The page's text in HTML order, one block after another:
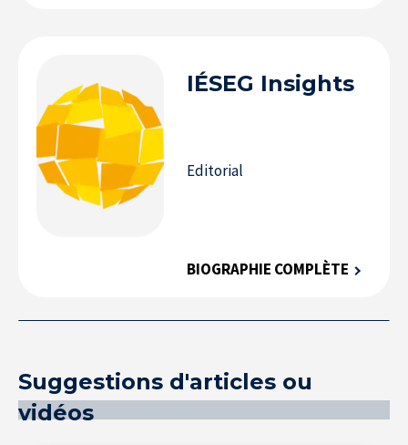
L’Expertise au service des entreprises
IÉSEG Insights
Editorial
BIOGRAPHIE COMPLÈTE
Suggestions d'articles ou
vidéos